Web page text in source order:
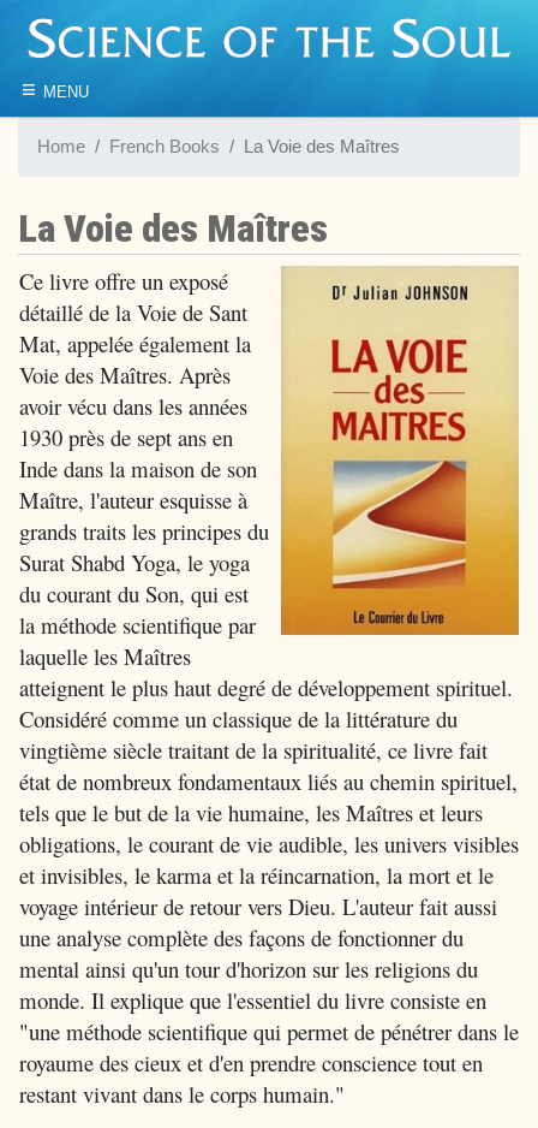
≡ MENU
Home French Books La Voie des Maîtres
La Voie des Maîtres
Ce livre offre un exposé
détaillé de la Voie de Sant
Mat, appelée également la
Voie des Maîtres. Après
avoir vécu dans les années
1930 près de sept ans en
Inde dans la maison de son
Maître, l'auteur esquisse à
grands traits les principes du
Surat Shabd Yoga, le yoga
du courant du Son, qui est
la méthode scientifique par
laquelle les Maîtres
atteignent le plus haut degré de développement spirituel.
Considéré comme un classique de la littérature du
vingtième siècle traitant de la spiritualité, ce livre fait
état de nombreux fondamentaux liés au chemin spirituel,
tels que le but de la vie humaine, les Maîtres et leurs
obligations, le courant de vie audible, les univers visibles
et invisibles, le karma et la réincarnation, la mort et le
voyage intérieur de retour vers Dieu. L'auteur fait aussi
une analyse complète des façons de fonctionner du
mental ainsi qu'un tour d'horizon sur les religions du
monde. Il explique que l'essentiel du livre consiste en
"une méthode scientifique qui permet de pénétrer dans le
royaume des cieux et d'en prendre conscience tout en
restant vivant dans le corps humain."